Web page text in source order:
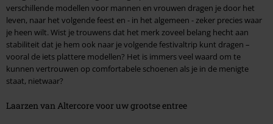
verschillende modellen voor mannen en vrouwen dragen je door het
leven, naar het volgende feest en - in het algemeen - zeker precies waar
je heen wilt. Wist je trouwens dat het merk zoveel belang hecht aan
stabiliteit dat je hem ook naar je volgende festivaltrip kunt dragen –
vooral de iets plattere modellen? Het is immers veel waard om te
kunnen vertrouwen op comfortabele schoenen als je in de menigte
staat, nietwaar?
Laarzen van Altercore voor uw grootse entree